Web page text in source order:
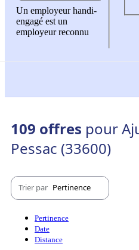
Un employeur handi-
engagé est un
employeur reconnu
109 offres pour
Pessac (33600)
Trier par Pertinence
Pertinence
Date
Distance